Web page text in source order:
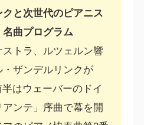
と次世代のピアニス
名曲プログラム
ストラ、ルツェルン響
ザンデルリンクが
はウェーバーのドイ
ンテ」序曲で幕を開